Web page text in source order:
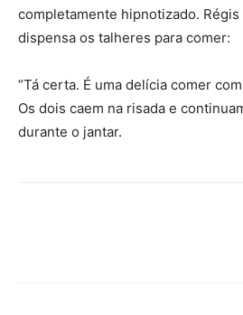
completamente hipnotizado. Régis
dispensa os talheres para comer:
“Tá certa. É uma delícia comer com
Os dois caem na risada e
durante o jantar.